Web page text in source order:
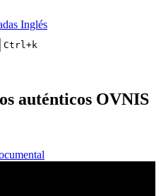
Inglés
Ctrl+k
auténticos OVNIS